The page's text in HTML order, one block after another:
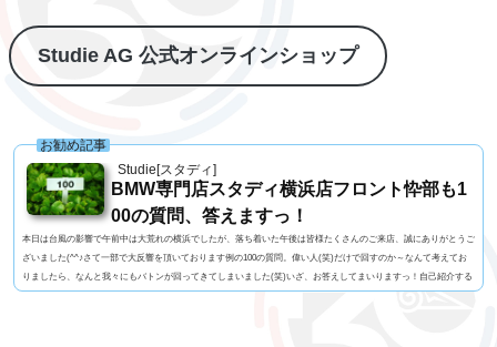
Studie AG 公式オンラインショップ
Studie[スタディ]
お勧め記事
BMW専門店スタディ横浜店フロント忰部も1
00の質問、答えますっ！
本日は台風の影響で午前中は大荒れの横浜でしたが、落ち着いた午後は皆様たくさんのご来店、誠にありがとうご
ざいました(^^♪さて一部で大反響を頂いております例の100の質問。偉い人(笑)だけで回すのか～なんて考えてお
りましたら、なんと我々にもバトンが回ってきてしまいました(笑)いざ、お答えしてまいりますっ！自己紹介する